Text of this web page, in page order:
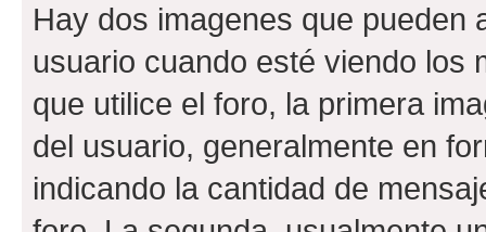
Hay dos imagenes que pueden
usuario cuando esté viendo los
que utilice el foro, la primera
del usuario, generalmente en
indicando la cantidad de